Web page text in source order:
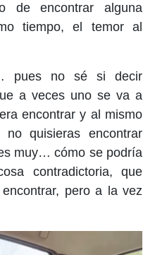
de encontrar alguna
tiempo, el temor al
pues no sé si decir
a veces uno se va a
encontrar y al mismo
quisieras encontrar
muy… cómo se podría
contradictoria, que
pero a la vez